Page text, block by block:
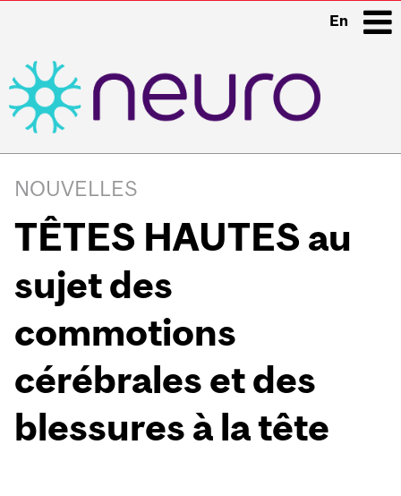
En
navigation
NOUVELLES
TÊTES HAUTES au
sujet des
commotions
cérébrales et des
blessures à la tête